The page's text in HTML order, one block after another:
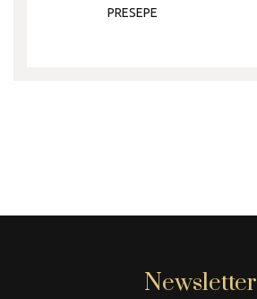
PRESEPE
Newsletter